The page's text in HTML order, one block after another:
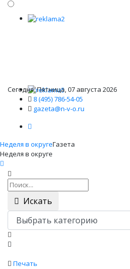
Сегодня: Пятница, 07 августа 2026
8 (495) 786-54-05
gazeta@n-v-o.ru
Неделя в округеГазета
Неделя в округе
Искать
Печать